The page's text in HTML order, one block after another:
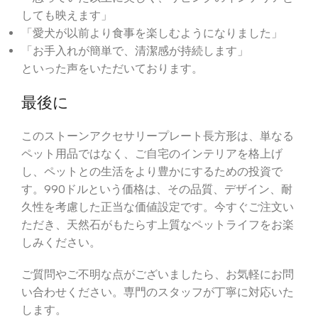
しても映えます」
「愛犬が以前より食事を楽しむようになりました」
「お手入れが簡単で、清潔感が持続します」
といった声をいただいております。
最後に
このストーンアクセサリープレート長方形は、単なる
ペット用品ではなく、ご自宅のインテリアを格上げ
し、ペットとの生活をより豊かにするための投資で
す。990ドルという価格は、その品質、デザイン、耐
久性を考慮した正当な価値設定です。今すぐご注文い
ただき、天然石がもたらす上質なペットライフをお楽
しみください。
ご質問やご不明な点がございましたら、お気軽にお問
い合わせください。専門のスタッフが丁寧に対応いた
します。